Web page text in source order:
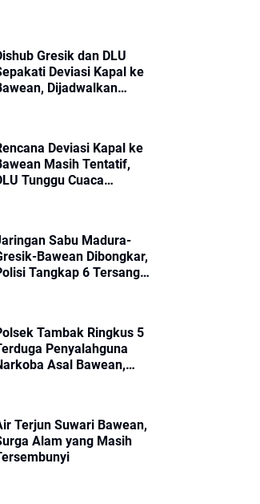
Gresik dan DLU
Deviasi Kapal ke
Dijadwalkan
Deviasi Kapal ke
Masih Tentatif,
Tunggu Cuaca
Sabu Madura-
Bawean Dibongkar,
Tangkap 6 Tersangka
Tambak Ringkus 5
Penyalahguna
Asal Bawean,
Terjun Suwari Bawean,
Alam yang Masih